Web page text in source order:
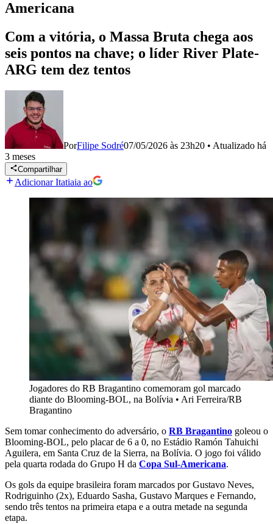
Americana
Com a vitória, o Massa Bruta chega aos
seis pontos na chave; o líder River Plate-
ARG tem dez tentos
PorFilipe Sodré07/05/2026 às 23h20 • Atualizado há
3 meses
Compartilhar
Adicionar Itatiaia ao
Jogadores do RB Bragantino comemoram gol marcado
diante do Blooming-BOL, na Bolívia • Ari Ferreira/RB
Bragantino
Sem tomar conhecimento do adversário, o RB Bragantino goleou o
Blooming-BOL, pelo placar de 6 a 0, no Estádio Ramón Tahuichi
Aguilera, em Santa Cruz de la Sierra, na Bolívia. O jogo foi válido
pela quarta rodada do Grupo H da Copa Sul-Americana.
Os gols da equipe brasileira foram marcados por Gustavo Neves,
Rodriguinho (2x), Eduardo Sasha, Gustavo Marques e Fernando,
sendo três tentos na primeira etapa e a outra metade na segunda
etapa.